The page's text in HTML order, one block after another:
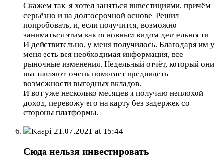
Скажем так, я хотел заняться инвестициями, причём
серьёзно и на долгосрочной основе. Решил
попробовать, и, если получится, возможно
заниматься этим как основным видом деятельности.
И действительно, у меня получилось. Благодаря им у
меня есть вся необходимая информация, все
рыночные изменения. Недельный отчёт, который они
выставляют, очень помогает предвидеть
возможности выгодных вкладов.
И вот уже несколько месяцев я получаю неплохой
доход, перевожу его на карту без задержек со
стороны платформы.
Kaapi 21.07.2021 at 15:44
Сюда нельзя инвестировать